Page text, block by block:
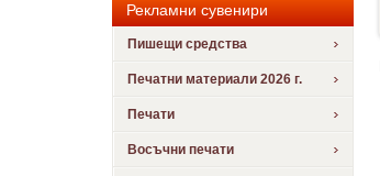
Рекламни сувенири
Пишещи средства
Печатни материали 2026 г.
Печати
Восъчни печати